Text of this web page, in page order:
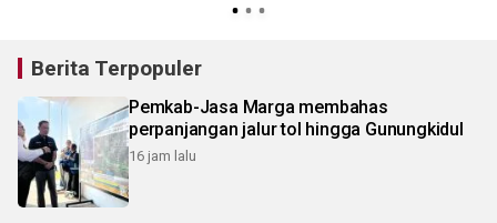
Berita Terpopuler
Pemkab-Jasa Marga membahas
perpanjangan jalur tol hingga Gunungkidul
16 jam lalu